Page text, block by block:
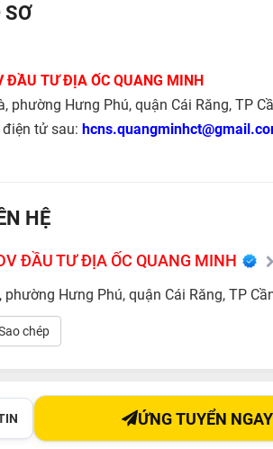
SƠ
ĐẦU TƯ ĐỊA ỐC QUANG MINH
phường Hưng Phú, quận Cái Răng, TP
tử sau:
HỆ
ĐẦU TƯ ĐỊA ỐC QUANG MINH
phường Hưng Phú, quận Cái Răng, TP
chép
ỨNG TUYỂN NGAY